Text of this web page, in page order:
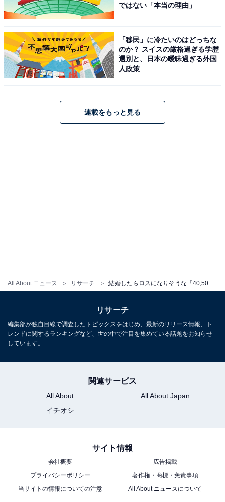
All About ニュース リサーチ
ではない「本当の理由」
「移民」に冷たいのはどっちな
のか？ スイスの厳格過ぎる学歴
選別と、日本の曖昧過ぎる外国
人政策
連載をもっと見る
リサーチ
編集部が独自目線で調査したトピックスをはじめ、最新のリリース情報、ト
レンドに関するランキングなど、世の中で注目を集めている話題をお知らせ
しています。
関連サービス
All About
All About Japan
イチオシ
サイト情報
会社概要
広告掲載
プライバシーポリシー
著作権・商標・免責事項
当サイトの情報についての注意
All About ニュースについて